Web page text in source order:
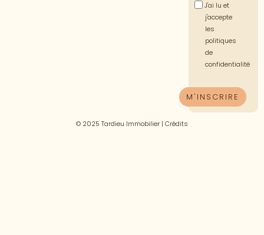
J'ai lu et
j'accepte
les
politiques
de
confidentialité
© 2025 Tardieu Immobilier | Crédits